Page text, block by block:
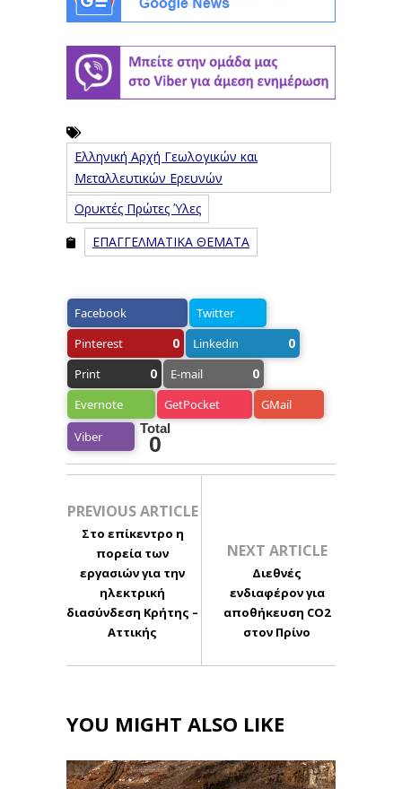
Ελληνική Αρχή Γεωλογικών και
Μεταλλευτικών Ερευνών
Ορυκτές Πρώτες Ύλες
ΕΠΑΓΓΕΛΜΑΤΙΚΑ ΘΕΜΑΤΑ
Facebook
Twitter
Pinterest
0 Linkedin 0
Print 0 E-mail 0
Evernote GetPocket GMail
Viber
Total
0
PREVIOUS ARTICLE
Στο επίκεντρο η
πορεία των
εργασιών για την
ηλεκτρική
διασύνδεση Κρήτης –
Αττικής
NEXT ARTICLE
Διεθνές
ενδιαφέρον για
αποθήκευση CO2
στον Πρίνο
YOU MIGHT ALSO LIKE